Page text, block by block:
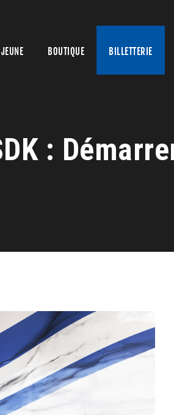
BOUTIQUE BILLETTERIE
: